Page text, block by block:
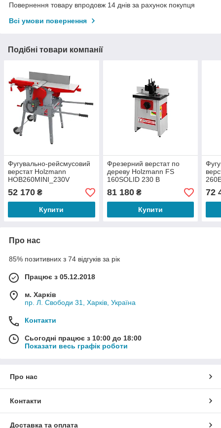
Повернення товару впродовж 14 днів за рахунок покупця
Всі умови повернення
Подібні товари компанії
Фугувально-рейсмусовий
верстат Holzmann
HOB260MINI_230V
52 170 ₴
Купити
Фрезерний верстат по
дереву Holzmann FS
160SOLID 230 В
81 180₴
Купити
72
Про нас
85% позитивних з 74 відгуків за рік
Працює з 05.12.2018
м. Харків
пр. Л. Свободи 31, Харків, Україна
Контакти
Сьогодні працює з 10:00 до 18:00
Показати весь графік роботи
Про нас
Контакти
Доставка та оплата